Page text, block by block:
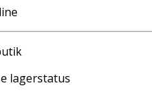
lagerstatus